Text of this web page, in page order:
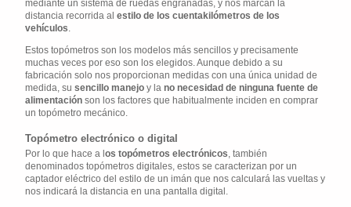
mediante un sistema de ruedas engranadas, y nos marcan la
distancia recorrida alestilo de los cuentakilómetros de los
vehículos.
Estos topómetros son los modelos más sencillos y precisamente
muchas veces por eso son los elegidos. Aunque debido a su
fabricación solo nos proporcionan medidas con una única unidad de
medida, susencillo manejo y lano necesidad de ninguna fuente de
alimentación son los factores que habitualmente inciden en comprar
un topómetro mecánico.
Topómetro electrónico o digital
Por lo que hace a los topómetros electrónicos, también
denominados topómetros digitales, estos se caracterizan por un
captador eléctrico del estilo de un imán que nos calculará las vueltas y
nos indicará la distancia en una pantalla digital.